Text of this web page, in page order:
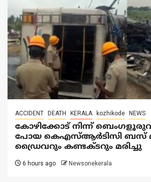
ACCIDENT DEATH KERALA kozhikode NEWS
കോഴിക്കോട് നിന്ന്
പോയ കെഎസ്ആർടിസി ബസ്
ഡ്രൈവറും കണ്ടക്ടറും മരിച്ചു
6 hours ago Newsonekerala